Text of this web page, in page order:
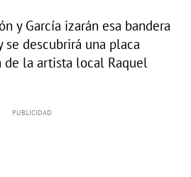
y García izarán esa bandera
descubrirá una placa
de la artista local Raquel